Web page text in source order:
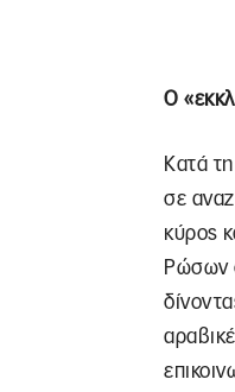
Ο
Κατά
σε
κύρος
Ρώσων